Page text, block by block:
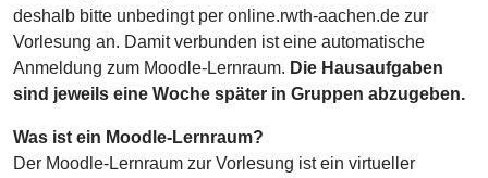
deshalb bitte unbedingt per online.rwth-aachen.de zur
Vorlesung an. Damit verbunden ist eine automatische
Anmeldung zum Moodle-Lernraum. Die Hausaufgaben
sind jeweils eine Woche später in Gruppen abzugeben.
Was ist ein Moodle-Lernraum?
Der Moodle-Lernraum zur Vorlesung ist ein virtueller